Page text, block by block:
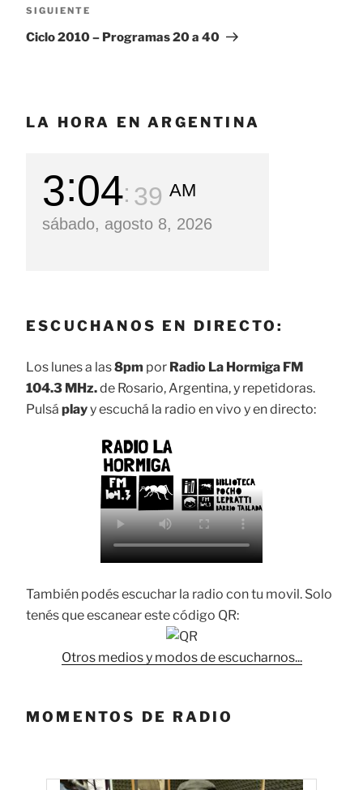
Siguiente
entrada
SIGUIENTE
Ciclo 2010 – Programas 20 a 40
LA HORA EN ARGENTINA
3 04 40 AM
sábado, agosto 8, 2026
ESCUCHANOS EN DIRECTO:
Los lunes a las8pm por Radio La Hormiga FM
104.3 MHz.de Rosario, Argentina, y repetidoras.
Pulsá playy escuchá la radio en vivo y en directo:
También podés escuchar la radio con tu movil. Solo
tenés que escanear este código QR:
Otros medios y modos de escucharnos...
MOMENTOS DE RADIO